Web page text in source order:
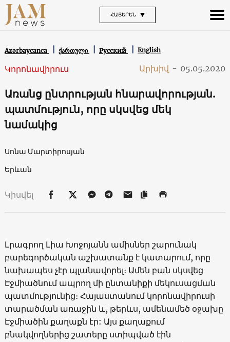
ՀԱՅԵՐԵՆ
Azərbaycanca ქართული Русский English
Կորոնավիրուս Արխիվ - 05.05.2020
Առանց ընտրության հնարավորության.
պատմություն, որը սկսվեց մեկ
նամակից
Սոնա Մարտիրոսյան
Երևան
Կիսվել
Լրագրող Լիա Խոջոյանն ամիսներ շարունակ
բարեգործական աշխատանք է կատարում, որը
նախապես չէր պլանավորել։ Ամեն բան սկսվեց
Էջմիածնում ապրող մի ընտանիքի մեկուսացման
պատմությունից։ Հայաստանում կորոնավիրուսի
տարածման առաջին և, թերևս, ամենամեծ օջախը
Էջմիածին քաղաքն էր: Այս քաղաքում
բնակվողներից շատերը ստիպված էին